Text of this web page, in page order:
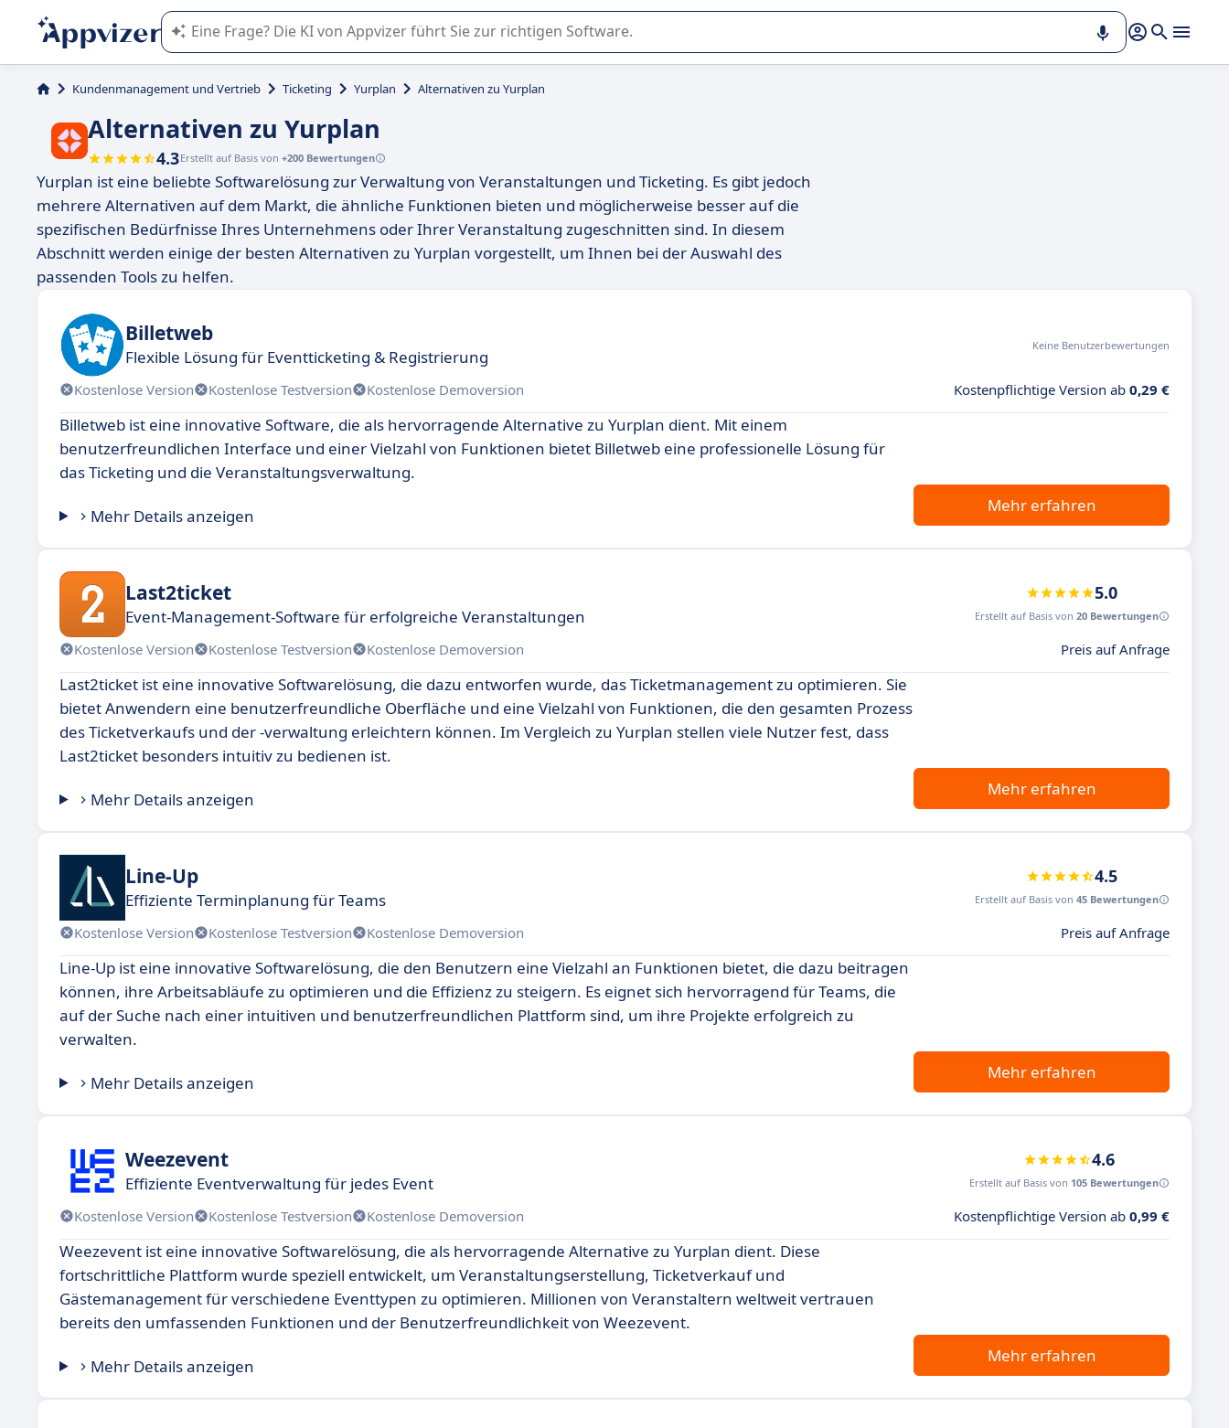
Die KI von Appvizer führt Sie bei der Nutzung oder Auswahl von SaaS-Software in Unternehmen.
Kundenmanagement und Vertrieb Ticketing Yurplan Alternativen zu Yurplan
Alternativen zu Yurplan
4.3Erstellt auf Basis von +200 Bewertungen
Yurplan ist eine beliebte Softwarelösung zur Verwaltung von Veranstaltungen und Ticketing. Es gibt jedoch
mehrere Alternativen auf dem Markt, die ähnliche Funktionen bieten und möglicherweise besser auf die
spezifischen Bedürfnisse Ihres Unternehmens oder Ihrer Veranstaltung zugeschnitten sind. In diesem
Abschnitt werden einige der besten Alternativen zu Yurplan vorgestellt, um Ihnen bei der Auswahl des
passenden Tools zu helfen.
Billetweb
Flexible Lösung für Eventticketing & Registrierung
Keine Benutzerbewertungen
Kostenlose Version Kostenlose Testversion Kostenlose Demoversion Kostenpflichtige Version ab 0,29 €
Billetweb ist eine innovative Software, die als hervorragende Alternative zu Yurplan dient. Mit einem
benutzerfreundlichen Interface und einer Vielzahl von Funktionen bietet Billetweb eine professionelle Lösung für
das Ticketing und die Veranstaltungsverwaltung.
Mehr Details anzeigen
Mehr erfahren
Last2ticket
Event-Management-Software für erfolgreiche Veranstaltungen
5.0
Erstellt auf Basis von 20 Bewertungen
Kostenlose Version Kostenlose Testversion Kostenlose Demoversion Preis auf Anfrage
Last2ticket ist eine innovative Softwarelösung, die dazu entworfen wurde, das Ticketmanagement zu optimieren. Sie
bietet Anwendern eine benutzerfreundliche Oberfläche und eine Vielzahl von Funktionen, die den gesamten Prozess
des Ticketverkaufs und der -verwaltung erleichtern können. Im Vergleich zu Yurplan stellen viele Nutzer fest, dass
Last2ticket besonders intuitiv zu bedienen ist.
Mehr Details anzeigen
Mehr erfahren
Line-Up
Effiziente Terminplanung für Teams
4.5
Erstellt auf Basis von 45 Bewertungen
Kostenlose Version Kostenlose Testversion Kostenlose Demoversion Preis auf Anfrage
Line-Up ist eine innovative Softwarelösung, die den Benutzern eine Vielzahl an Funktionen bietet, die dazu beitragen
können, ihre Arbeitsabläufe zu optimieren und die Effizienz zu steigern. Es eignet sich hervorragend für Teams, die
auf der Suche nach einer intuitiven und benutzerfreundlichen Plattform sind, um ihre Projekte erfolgreich zu
verwalten.
Mehr Details anzeigen
Mehr erfahren
Weezevent
Effiziente Eventverwaltung für jedes Event
4.6
Erstellt auf Basis von 105 Bewertungen
Kostenlose Version Kostenlose Testversion Kostenlose Demoversion Kostenpflichtige Version ab 0,99 €
Weezevent ist eine innovative Softwarelösung, die als hervorragende Alternative zu Yurplan dient. Diese
fortschrittliche Plattform wurde speziell entwickelt, um Veranstaltungserstellung, Ticketverkauf und
Gästemanagement für verschiedene Eventtypen zu optimieren. Millionen von Veranstaltern weltweit vertrauen
bereits den umfassenden Funktionen und der Benutzerfreundlichkeit von Weezevent.
Mehr Details anzeigen
Mehr erfahren